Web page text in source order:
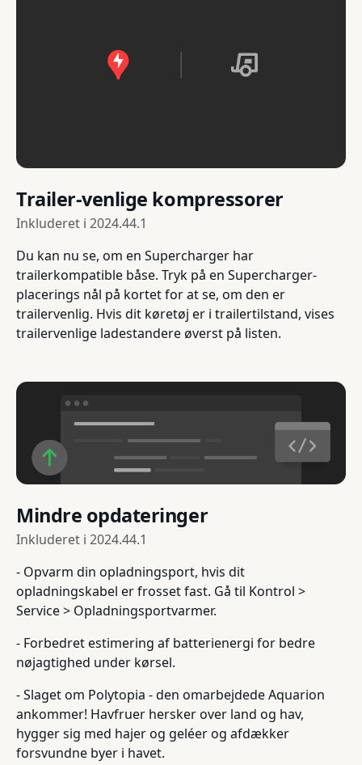
Trailer-venlige kompressorer
Inkluderet i 2024.44.1
Du kan nu se, om en Supercharger har
trailerkompatible båse. Tryk på en Supercharger-
placerings nål på kortet for at se, om den er
trailervenlig. Hvis dit køretøj er i trailertilstand, vises
trailervenlige ladestandere øverst på listen.
Mindre opdateringer
Inkluderet i 2024.44.1
- Opvarm din opladningsport, hvis dit
opladningskabel er frosset fast. Gå til Kontrol >
Service > Opladningsportvarmer.
- Forbedret estimering af batterienergi for bedre
nøjagtighed under kørsel.
- Slaget om Polytopia - den omarbejdede Aquarion
ankommer! Havfruer hersker over land og hav,
hygger sig med hajer og geléer og afdækker
forsvundne byer i havet.